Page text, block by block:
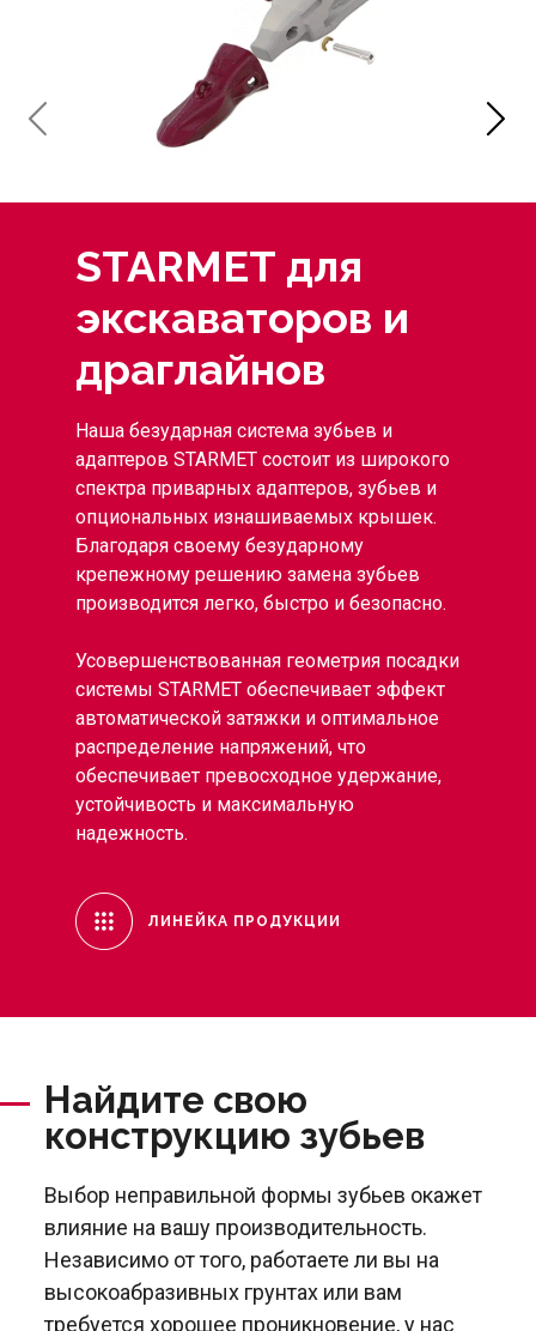
STARMET для
экскаваторов и
драглайнов
Наша безударная система зубьев и
адаптеров STARMET состоит из широкого
спектра приварных адаптеров, зубьев и
опциональных изнашиваемых крышек.
Благодаря своему безударному
крепежному решению замена зубьев
производится легко, быстро и безопасно.
Усовершенствованная геометрия посадки
системы STARMET обеспечивает эффект
автоматической затяжки и оптимальное
распределение напряжений, что
обеспечивает превосходное удержание,
устойчивость и максимальную
надежность.
ЛИНЕЙКА ПРОДУКЦИИ
Найдите свою
конструкцию зубьев
Выбор неправильной формы зубьев окажет
влияние на вашу производительность.
Независимо от того, работаете ли вы на
высокоабразивных грунтах или вам
требуется хорошее проникновение, у нас